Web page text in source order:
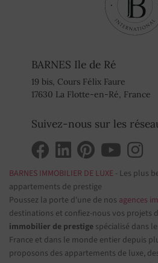
BARNES Ile de Ré
19 bis, Cours Félix Faure
17630 La Flotte-en-Ré, France
Suivez-nous sur les
BARNES IMMOBILIER DE LUXE - Les plus
appartements de prestige
Poussez la porte d'une de nos agences
destinations et confiez-nous vos projets
immobilier de prestige spécialisé dans
France et dans le monde entier depuis
proposons des appartements de luxe,